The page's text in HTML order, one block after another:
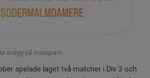
inlägg på Instagram.
spelade laget två matcher i Div 3 och